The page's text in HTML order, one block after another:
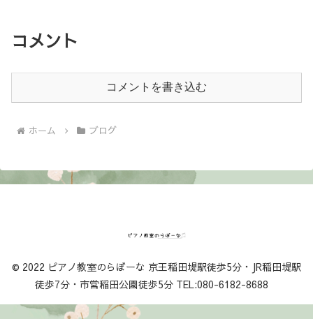
コメント
コメントを書き込む
ホーム ブログ
© 2022 ピアノ教室のらぼーな 京王稲田堤駅徒歩5分・JR稲田堤駅
徒歩7分・市営稲田公園徒歩5分 TEL:080-6182-8688